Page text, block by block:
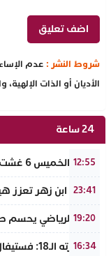
شروط النشر : عدم
الأديان أو الذات
24 ساعة
12:55
طقس الخميس 6 غشت .. أجواء حارة بعدد من مناطق المملكة
23:41
جامعة ابن زهر تعزز
19:20
الرجاء الرياضي
16:34
في دورته الـ18: فستيفال “تيفاوين” يسلط الضوء على زي “أدال” الأمازيغي ويكرم رائدات التطريز والتصميم بالـأطلس الصغير